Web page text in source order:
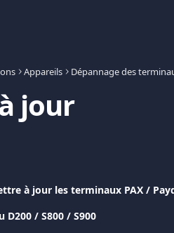
Appareils Dépannage des
jour
à jour les terminaux PAX /
D200 / S800 / S900